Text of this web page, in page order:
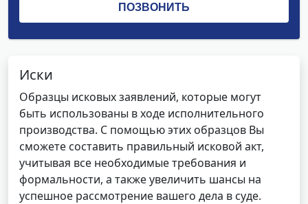
Иски
Образцы исковых заявлений, которые могут
быть использованы в ходе исполнительного
производства. С помощью этих образцов Вы
сможете составить правильный исковой акт,
учитывая все необходимые требования и
формальности, а также увеличить шансы на
успешное рассмотрение вашего дела в суде.